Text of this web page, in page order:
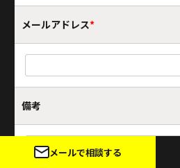
メールで相談する
メールアドレス*
備考